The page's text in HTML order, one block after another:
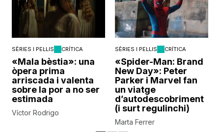
SÈRIES I PEL·LIS CRÍTICA
«Mala bèstia»: una
òpera prima
arriscada i valenta
sobre la por a no ser
estimada
Víctor Rodrigo
SÈRIES I PEL·LIS CRÍTICA
«Spider-Man: Brand
New Day»: Peter
Parker i Marvel fan
un viatge
d’autodescobriment
(i surt regulinchi)
Marta Ferrer